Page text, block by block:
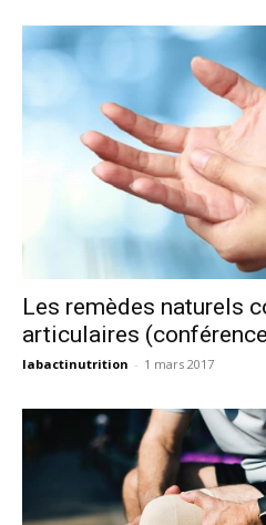
Les remèdes naturels
articulaires
labactinutrition - 1 mars 2017